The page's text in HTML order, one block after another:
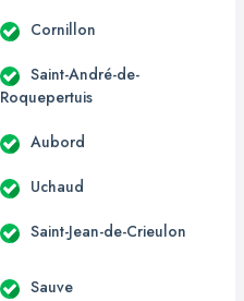
Cornillon
Saint-André-de-
Roquepertuis
Aubord
Uchaud
Saint-Jean-de-Crieulon
Sauve